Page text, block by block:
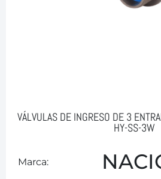
VÁLVULAS DE INGRESO DE 3
HY-SS-3W
Marca: